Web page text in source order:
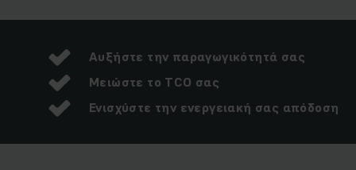
Αυξήστε την παραγωγικότητά σας
Μειώστε το TCO σας
Ενισχύστε την ενεργειακή σας απόδοση